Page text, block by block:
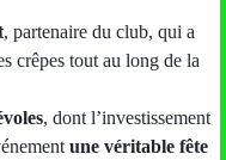
, partenaire du club, qui a
crêpes tout au long de la
, dont l’investissement
une véritable fête